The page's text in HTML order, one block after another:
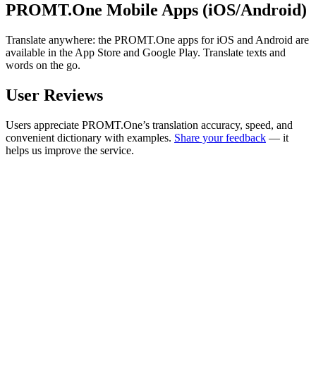
PROMT.One Mobile Apps (iOS/Android)
Translate anywhere: the PROMT.One apps for iOS and Android are
available in the App Store and Google Play. Translate texts and
words on the go.
User Reviews
Users appreciate PROMT.One’s translation accuracy, speed, and
convenient dictionary with examples. Share your feedback — it
helps us improve the service.